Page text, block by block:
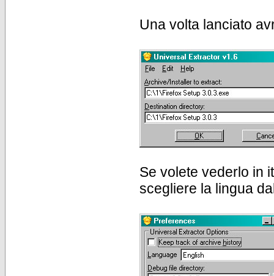
Una volta lanciato
Se volete vederlo in
scegliere la lingua